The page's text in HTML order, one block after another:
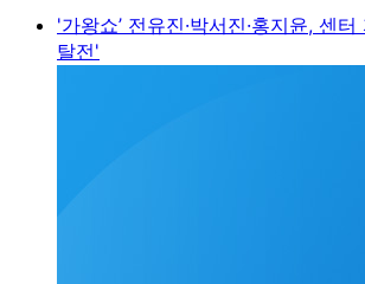
'가왕쇼’ 전유진·박서진·홍지윤, 센
탈전'